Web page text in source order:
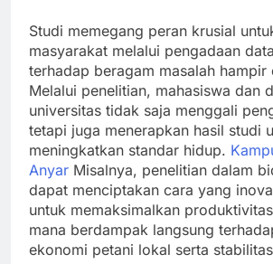
Studi memegang peran krusial
masyarakat melalui pengadaan
terhadap beragam masalah hampir
Melalui penelitian, mahasiswa dan
universitas tidak saja menggali
tetapi juga menerapkan hasil studi
meningkatkan standar hidup.
Anyar Misalnya, penelitian dalam
dapat menciptakan cara yang
untuk memaksimalkan
mana berdampak langsung
ekonomi petani lokal serta